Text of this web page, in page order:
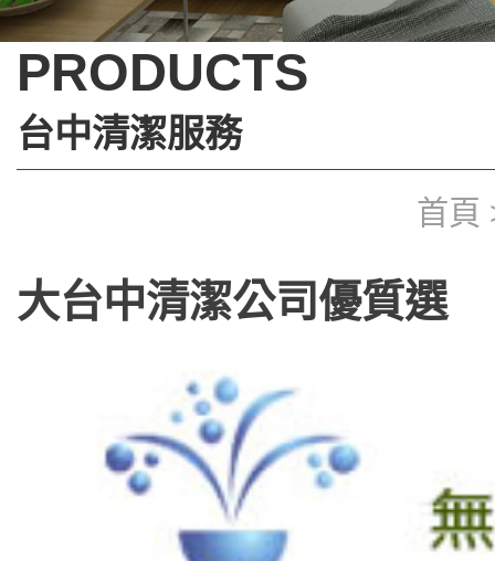
PRODUCTS
台中清潔服務
首頁
大台中清潔公司優質選